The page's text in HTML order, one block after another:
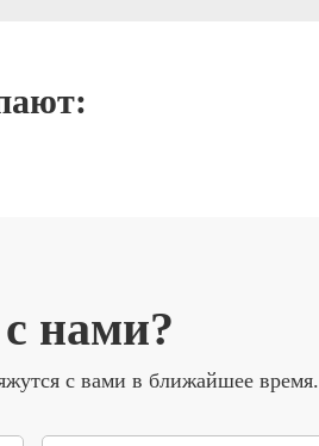
нами?
с вами в ближайшее время.